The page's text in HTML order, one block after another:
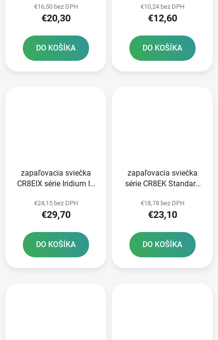
BRISK - Česká republika
€16,50 bez DPH
€20,30
DO KOŠÍKA
€10,24 bez DPH
€12,60
DO KOŠÍKA
zapaľovacia sviečka
CR8EIX série Iridium IX
€24,15 bez DPH
€29,70
DO KOŠÍKA
zapaľovacia sviečka
série CR8EK Standard
€18,78 bez DPH
€23,10
DO KOŠÍKA